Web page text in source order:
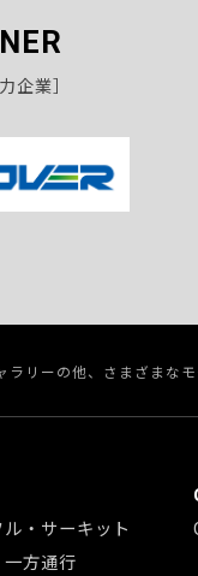
企業］
リーの他、さまざまな
・サーキット
方通行